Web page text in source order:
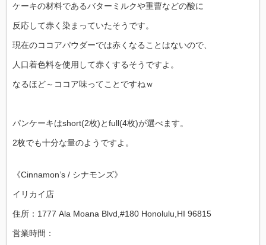
ケーキの材料であるバターミルクや重曹などの酸に
反応して赤く染まっていたそうです。
現在のココアパウダーでは赤くなることはないので、
人口着色料を使用して赤くするそうですよ。
なるほど～ココア味ってことですねｗ
パンケーキはshort(2枚)とfull(4枚)が選べます。
2枚でも十分な量のようですよ。
《Cinnamon’s / シナモンズ》
イリカイ店
住所：1777 Ala Moana Blvd,#180 Honolulu,HI 96815
営業時間：